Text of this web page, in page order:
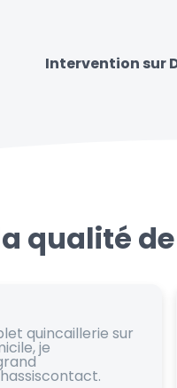
Intervention sur
qualité
quincaillerie sur
je